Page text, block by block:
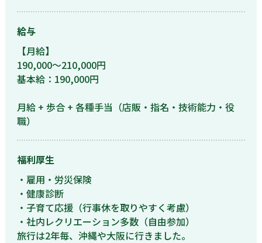
給与
【月給】
190,000〜210,000円
基本給：190,000円
月給 + 歩合 + 各種手当（店販・指名・技術能力・役
職）
福利厚生
・雇用・労災保険
・健康診断
・子育て応援（行事休を取りやすく考慮）
・社内レクリエーション多数（自由参加）
旅行は2年毎、沖縄や大阪に行きました。